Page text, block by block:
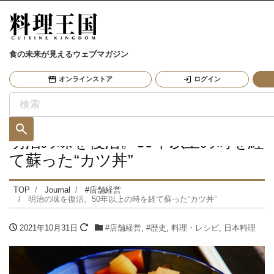
食の未来が見えるウェブマガジン
オンラインストア ログイン
明治の味を復活。50年以上の時を経
て蘇った“カツ丼”
TOP Journal
#店舗経営
明治の味を復活。50年以上の時を経て蘇った“カツ丼”
2021年10月31日 #店舗経営, #歴史 , 料理・レシピ, 日本料理